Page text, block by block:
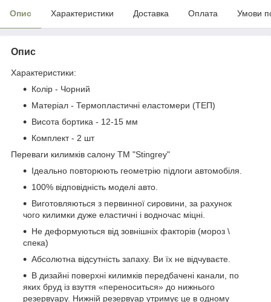
Опис Характеристики Доставка Оплата Умови
Опис
Характеристики:
Колір - Чорний
Матеріал - Термопластичні еластомери (ТЕП)
Висота бортика - 12-15 мм
Комплект - 2 шт
Переваги килимків салону ТМ "Stingrey"
Ідеально повторюють геометрію підлоги автомобіля.
100% відповідність моделі авто.
Виготовляються з первинної сировини, за рахунок
чого килимки дуже еластичні і водночас міцні.
Не деформуються від зовнішніх факторів (мороз \
спека)
Абсолютна відсутність запаху. Ви їх не відчуваєте.
В дизайні поверхні килимків передбачені канали, по
яких бруд із взуття «переноситься» до нижнього
резервуару. Нижній резервуар утримує це в одному